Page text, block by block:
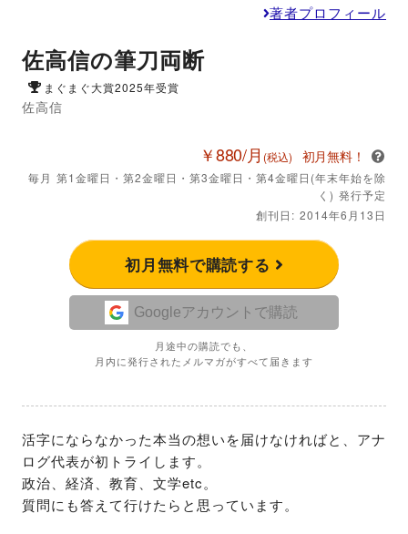
著者プロフィール
佐高信の筆刀両断
まぐまぐ大賞2025年受賞
佐高信
￥880/月 (税込) 初月無料！
毎月 第1金曜日・第2金曜日・第3金曜日・第4金曜日(年末年始を除
く) 発行予定
創刊日: 2014年6月13日
初月無料で購読する
Googleアカウントで購読
月途中の購読でも、
月内に発行されたメルマガがすべて届きます
活字にならなかった本当の想いを届けなければと、アナ
ログ代表が初トライします。
政治、経済、教育、文学etc。
質問にも答えて行けたらと思っています。